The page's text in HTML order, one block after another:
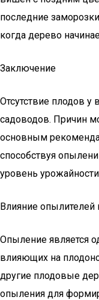
последние
когда дерево
Заключение
Отсутствие плодов
садоводов. Причин
основным
способствуя
уровень
Влияние
Опыление является
влияющих на
другие плодовые
опыления для